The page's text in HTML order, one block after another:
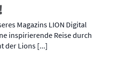
Magazins LION Digital
inspirierende Reise durch
der Lions [...]